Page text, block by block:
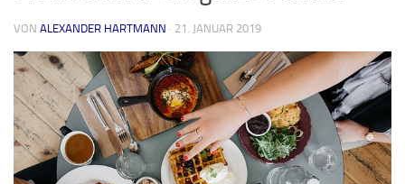
VON ALEXANDER HARTMANN · 21. JANUAR 2019